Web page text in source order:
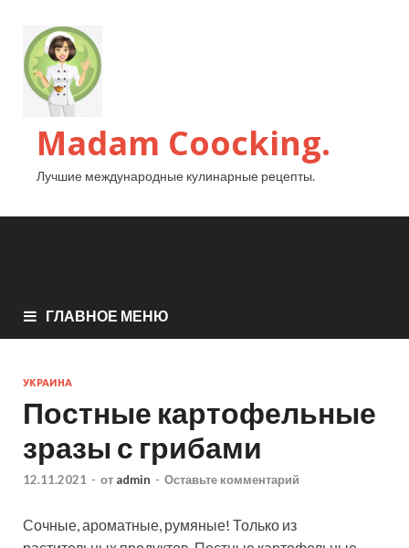
Madam Coocking.
Лучшие международные кулинарные рецепты.
ГЛАВНОЕ МЕНЮ
УКРАИНА
Постные картофельные
зразы с грибами
12.11.2021 - от admin - Оставьте комментарий
Сочные, ароматные, румяные! Только из